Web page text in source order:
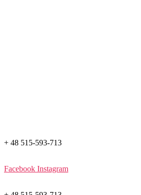
+ 48 515-593-713
Facebook Instagram